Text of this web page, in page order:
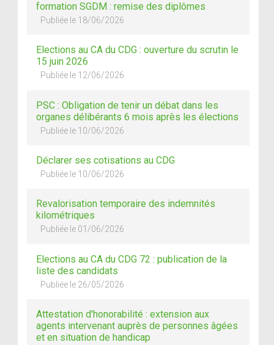
formation SGDM : remise des diplômes
Publiée le 18/06/2026
Elections au CA du CDG : ouverture du scrutin le
15 juin 2026
Publiée le 12/06/2026
PSC : Obligation de tenir un débat dans les
organes délibérants 6 mois après les élections
Publiée le 10/06/2026
Déclarer ses cotisations au CDG
Publiée le 10/06/2026
Revalorisation temporaire des indemnités
kilométriques
Publiée le 01/06/2026
Elections au CA du CDG 72 : publication de la
liste des candidats
Publiée le 26/05/2026
Attestation d'honorabilité : extension aux
agents intervenant auprès de personnes âgées
et en situation de handicap